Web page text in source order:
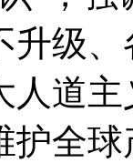
升级
人道
护全